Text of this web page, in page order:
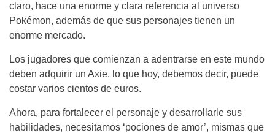
claro, hace una enorme y clara referencia al universo
Pokémon, además de que sus personajes tienen un
enorme mercado.
Los jugadores que comienzan a adentrarse en este mundo
deben adquirir un Axie, lo que hoy, debemos decir, puede
costar varios cientos de euros.
Ahora, para fortalecer el personaje y desarrollarle sus
habilidades, necesitamos ‘pociones de amor’, mismas que